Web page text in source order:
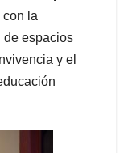
con la
de espacios
y el